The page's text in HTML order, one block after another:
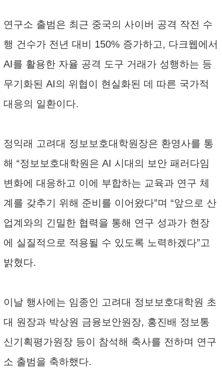
연구소 출범은 최근 중국의 사이버 공격 작전 수
행 건수가 전년 대비 150% 증가하고, 다크웹에서
AI를 활용한 자율 공격 도구 거래가 성행하는 등
무기화된 AI의 위협이 현실화된 데 따른 국가적
대응의 일환이다.
정익래 고려대 정보보호대학원장은 환영사를 통
해 “정보보호대학원은 AI 시대의 보안 패러다임
변화에 대응하고 이에 부합하는 교육과 연구 체
계를 갖추기 위해 준비를 이어왔다”며 “앞으로 산
업계와의 긴밀한 협력을 통해 연구 성과가 현장
에 실질적으로 적용될 수 있도록 노력하겠다”고
밝혔다.
이날 행사에는 임종인 고려대 정보보호대학원 초
대 원장과 박상원 금융보안원장, 홍진배 정보통
신기획평가원장 등이 참석해 축사를 전하며 연구
소 출범을 축하했다.